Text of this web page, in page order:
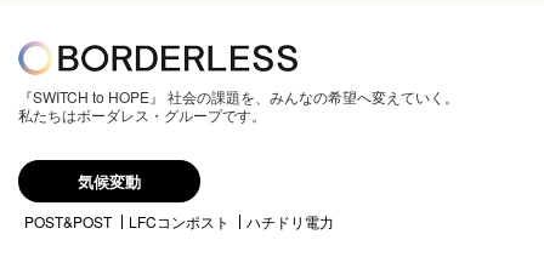
『SWITCH to HOPE』 社会の課題を、みんなの希望へ変えていく。
私たちはボーダレス・グループです。
気候変動
POST&POST LFCコンポスト ハチドリ電力